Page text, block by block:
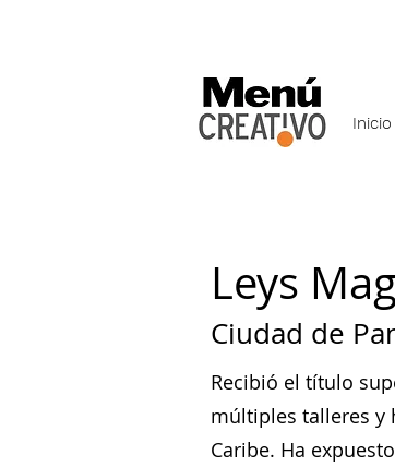
Inicio
Leys
Ciudad de
Recibió el título
múltiples talleres y
Caribe. Ha